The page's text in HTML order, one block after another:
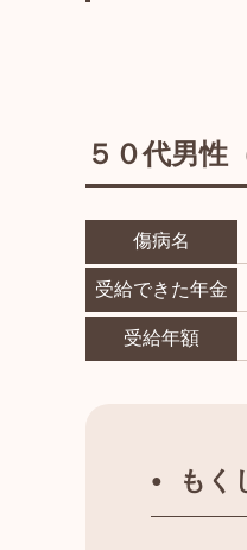
５０代男性
傷病名
受給できた年金
受給年額
もく